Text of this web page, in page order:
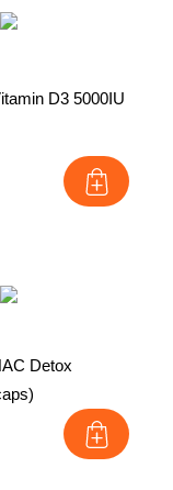
D3 5000IU
Detox